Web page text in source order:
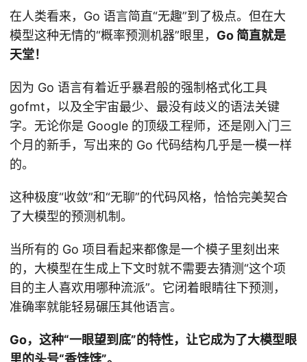
在人类看来，Go 语言简直“无趣”到了极点。但在大
模型这种无情的“概率预测机器”眼里， Go 简直就是
天堂！
因为 Go 语言有着近乎暴君般的强制格式化工具
gofmt，以及全宇宙最少、最没有歧义的语法关键
字。无论你是 Google 的顶级工程师，还是刚入门三
个月的新手，写出来的 Go 代码结构几乎是一模一样
的。
这种极度“收敛”和“无聊”的代码风格，恰恰完美契合
了大模型的预测机制。
当所有的 Go 项目看起来都像是一个模子里刻出来
的，大模型在生成上下文时就不需要去猜测“这个项
目的主人喜欢用哪种流派”。它闭着眼睛往下预测，
准确率就能轻易碾压其他语言。
Go，这种“一眼望到底”的特性，让它成为了大模型眼
里的头号“香饽饽”。